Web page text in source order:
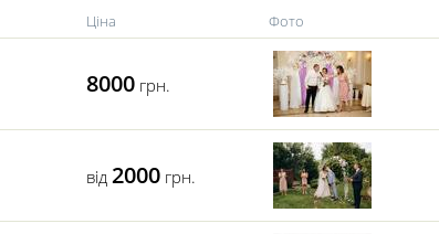
Ціна Фото
8000 грн.
від 2000 грн.